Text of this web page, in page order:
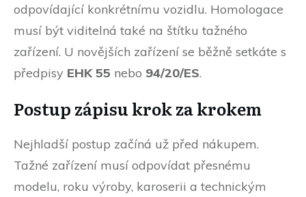
odpovídající konkrétnímu vozidlu. Homologace
musí být viditelná také na štítku tažného
zařízení. U novějších zařízení se běžně setkáte s
předpisy EHK 55 nebo 94/20/ES.
Postup zápisu krok za krokem
Nejhladší postup začíná už před nákupem.
Tažné zařízení musí odpovídat přesnému
modelu, roku výroby, karoserii a technickým